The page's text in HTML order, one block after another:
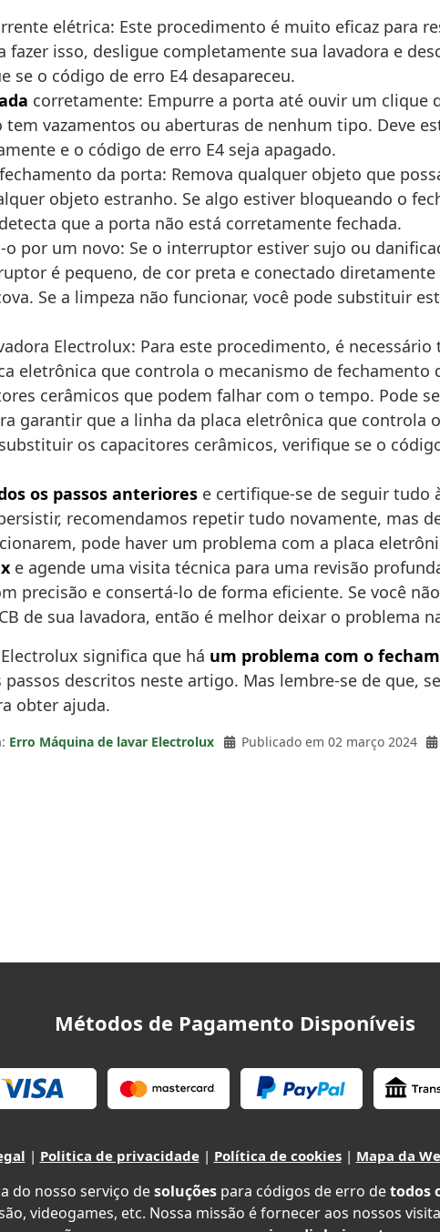
elétrica: Este procedimento é muito eficaz para
fazer isso, desligue completamente sua lavadora e
se o código de erro E4 desapareceu.
corretamente: Empurre a porta até ouvir um clique
vazamentos ou aberturas de nenhum tipo. Deve
e o código de erro E4 seja apagado.
da porta: Remova qualquer objeto que
objeto estranho. Se algo estiver bloqueando o
que a porta não está corretamente fechada.
por um novo: Se o interruptor estiver sujo ou
é pequeno, de cor preta e conectado
Se a limpeza não funcionar, você pode substituir
Electrolux: Para este procedimento, é
eletrônica que controla o mecanismo de
cerâmicos que podem falhar com o tempo. Pode
garantir que a linha da placa eletrônica que
os capacitores cerâmicos, verifique se o
os passos anteriores e certifique-se de seguir tudo
recomendamos repetir tudo novamente, mas
pode haver um problema com a placa
e agende uma visita técnica para uma revisão
precisão e consertá-lo de forma eficiente. Se você
de sua lavadora, então é melhor deixar o problema
significa que há um problema com o
descritos neste artigo. Mas lembre-se de que,
obter ajuda.
Erro Máquina de lavar Electrolux Publicado em 02 março 2024
Métodos de Pagamento Disponíveis
| Politica de privacidade| Política de cookies| Mapa da
do nosso serviço desoluções para códigos de erro detodos
videogames, etc. Nossa missão é fornecer aos nossos